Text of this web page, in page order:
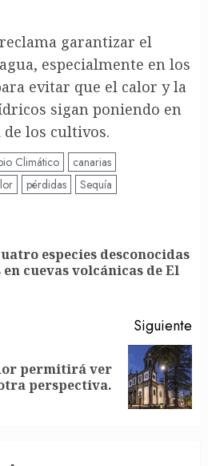
garantizar el
especialmente en los
evitar que el calor y la
sigan poniendo en
los cultivos.
Climático
canarias
pérdidas Sequía
especies desconocidas
en cuevas volcánicas de El
Siguiente
permitirá ver
perspectiva.